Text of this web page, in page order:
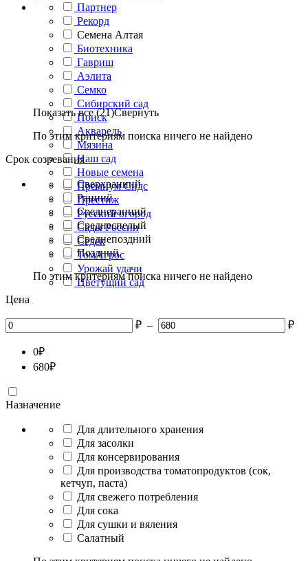
Партнер
Рекорд
Семена Алтая
Биотехника
Гавриш
Аэлита
Семко
Сибирский сад
Поиск
Акварель
Мязина
Наш сад
Новые семена
Премиум Сидс
Престиж
Русский огород
Сады России
Седек
ТомАгрос
Урожай удачи
Цветущий сад
Показать все (21)Свернуть
По этим критериям поиска ничего не найдено
Срок созревания
Сверхранний
Ранний
Среднеранний
Среднеспелый
Среднепоздний
Поздний
По этим критериям поиска ничего не найдено
Цена
₽ – ₽
0₽
680₽
Назначение
Для длительного хранения
Для засолки
Для консервирования
Для производства томатопродуктов (сок,
кетчуп, паста)
Для свежего потребления
Для сока
Для сушки и вяления
Салатный